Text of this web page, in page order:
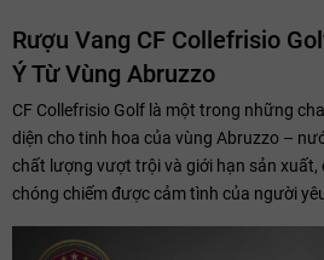
Rượu Vang CF Collefrisio
Ý Từ Vùng Abruzzo
CF Collefrisio Golf là một trong những
diện cho tinh hoa của vùng Abruzzo –
chất lượng vượt trội và giới hạn sản xuất,
chóng chiếm được cảm tình của người